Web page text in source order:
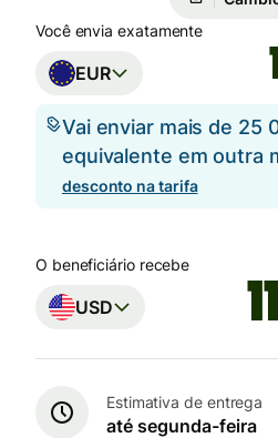
Você envia exatamente
EUR
Vai enviar mais de 25
equivalente em outra
desconto na tarifa
O beneficiário recebe
USD
Estimativa de entrega
até segunda-feira